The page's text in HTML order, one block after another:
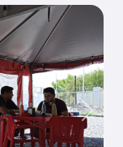
Next